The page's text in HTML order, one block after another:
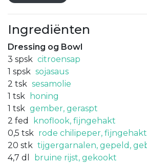
Ingrediënten
Dressing og Bowl
3 spsk citroensap
1 spsk sojasaus
2 tsk sesamolie
1 tsk
honing
1 tsk gember, geraspt
2 fed
knoflook, fijngehakt
0,5 tsk rode chilipeper, fijngehakt
20 stk tijgergarnalen, gepeld,
4,7 dl
bruine rijst, gekookt